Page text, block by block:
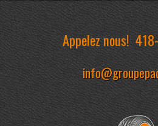
Appelez nous!